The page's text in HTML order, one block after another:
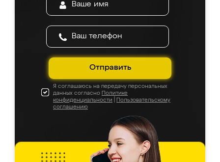
Отправить
Я соглашаюсь на передачу персональных
данных согласно Политике
конфиденциальности
Пользовательскому
соглашению